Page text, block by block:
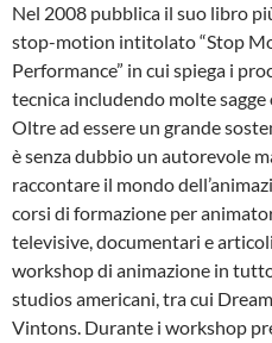
Nel 2008 pubblica il suo libro
stop-motion intitolato “Stop
Performance” in cui spiega i
tecnica includendo molte sagge
Oltre ad essere un grande
è senza dubbio un autorevole
raccontare il mondo
corsi di formazione per
televisive, documentari e
workshop di animazione in
studios americani, tra cui
Vintons. Durante i workshop